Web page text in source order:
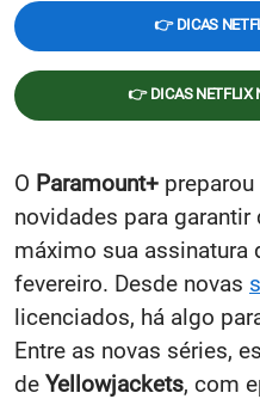
👉 DICAS
👉 DICAS NETFLIX
O Paramount+
novidades para garantir
máximo sua assinatura
fevereiro. Desde novas
licenciados, há algo
Entre as novas séries,
de Yellowjackets, com